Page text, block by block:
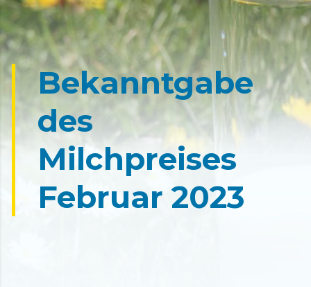
Bekanntgabe
des
Milchpreises
Februar 2023